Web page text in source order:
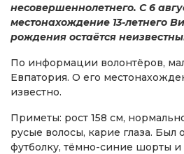
несовершеннолетнего. С 6
местонахождение 13-летнего
рождения остаётся
По информации волонтёров,
Евпатория. О его
известно.
Приметы: рост 158 см,
русые волосы, карие глаза.
футболку, тёмно-синие шорты